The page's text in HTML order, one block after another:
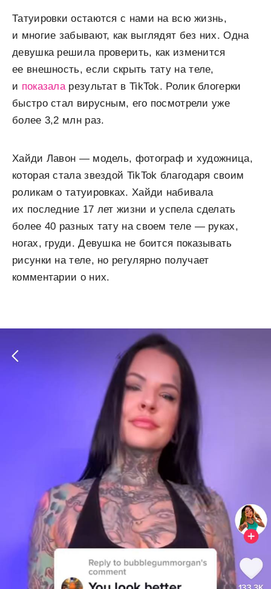
Татуировки остаются с нами на всю жизнь,
и многие забывают, как выглядят без них. Одна
девушка решила проверить, как изменится
ее внешность, если скрыть тату на теле,
и показаларезультат в TikTok. Ролик блогерки
быстро стал вирусным, его посмотрели уже
более 3,2 млн раз.
Хайди Лавон — модель, фотограф и художница,
которая стала звездой TikTok благодаря своим
роликам о татуировках. Хайди набивала
их последние 17 лет жизни и успела сделать
более 40 разных тату на своем теле — руках,
ногах, груди. Девушка не боится показывать
рисунки на теле, но регулярно получает
комментарии о них.